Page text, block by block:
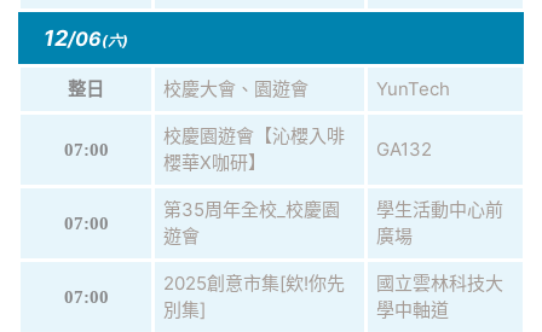
12/06(六)
整日 校慶大會、園遊會 YunTech
07:00
校慶園遊會【沁櫻入啡
櫻華X咖研】
GA132
07:00
第35周年全校_校慶園
遊會
學生活動中心前
廣場
07:00
2025創意市集[欸!你先
別集]
國立雲林科技大
學中軸道